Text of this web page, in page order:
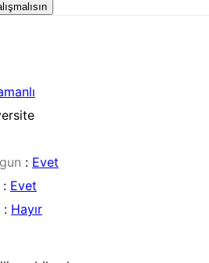
: Evet
: Evet
: Hayır